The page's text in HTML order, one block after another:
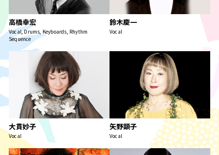
高橋幸宏
Vocal, Drums, Keyboards, Rhythm
Sequence
鈴木慶一
Vocal
大貫妙子
Vocal
矢野顕子
Vocal